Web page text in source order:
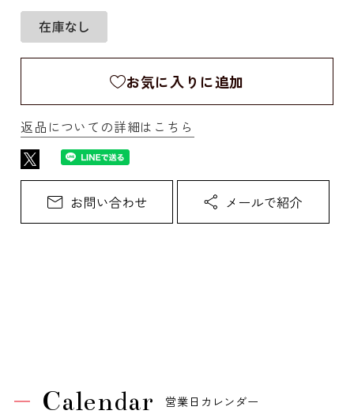
お気に入りに追加
返品についての詳細はこちら
Calendar 営業日カレンダー